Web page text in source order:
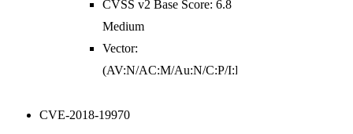
CVSS v2 Base Score: 6.8
Medium
Vector:
(AV:N/AC:M/Au:N/C:P/I:P/A:P)
CVE-2018-19970